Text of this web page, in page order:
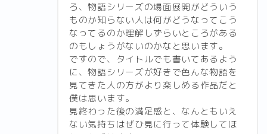
ろ、物語シリーズの場面展開がどういう
ものか知らない人は何がどうなってこう
なってるのか理解しずらいところがある
のもしょうがないのかなと思います。
ですので、タイトルでも書いてあるよう
に、物語シリーズが好きで色んな物語を
見てきた人の方がより楽しめる作品だと
僕は思います。
見終わった後の満足感と、なんともいえ
ない気持ちはぜひ見に行って体験してほ